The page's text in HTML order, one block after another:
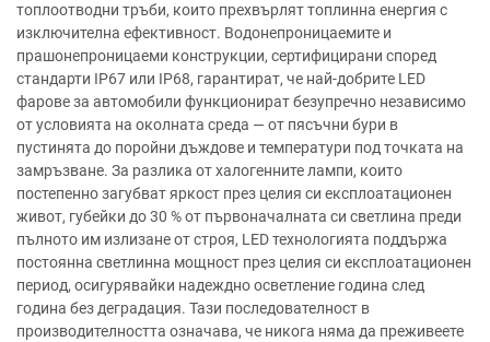
топлоотводни тръби, които прехвърлят топлинна енергия с
изключителна ефективност. Водонепроницаемите и
прашонепроницаеми конструкции, сертифицирани според
стандарти IP67 или IP68, гарантират, че най-добрите LED
фарове за автомобили функционират безупречно независимо
от условията на околната среда — от пясъчни бури в
пустинята до поройни дъждове и температури под точката на
замръзване. За разлика от халогенните лампи, които
постепенно загубват яркост през целия си експлоатационен
живот, губейки до 30 % от първоначалната си светлина преди
пълното им излизане от строя, LED технологията поддържа
постоянна светлинна мощност през целия си експлоатационен
период, осигурявайки надеждно осветление година след
година без деградация. Тази последователност в
производителността означава, че никога няма да преживеете